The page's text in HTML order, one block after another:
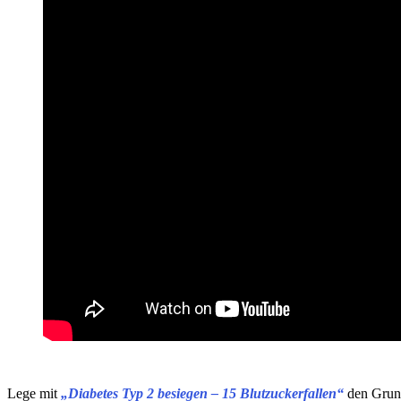
Lege mit„Diabetes Typ 2 besiegen – 15 Blutzuckerfallen“ den